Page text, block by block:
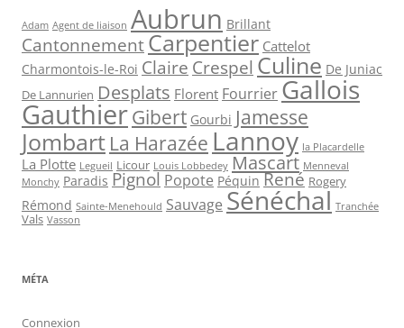
Adam Agent de liaison Aubrun Brillant
Cantonnement Carpentier Cattelot
Charmontois-le-Roi Claire Crespel Culine De Juniac
De Lannurien Desplats Florent FourrierGallois
GauthierGibert Gourbi Jamesse
Jombart La Harazée Lannoy la Placardelle
La Plotte Legueil Licour Louis Lobbedey Mascart Menneval
Monchy Paradis Pignol Popote Péquin René Rogery
Rémond Sainte-Menehould Sauvage Sénéchal Tranchée
Vals Vasson
MÉTA
Connexion